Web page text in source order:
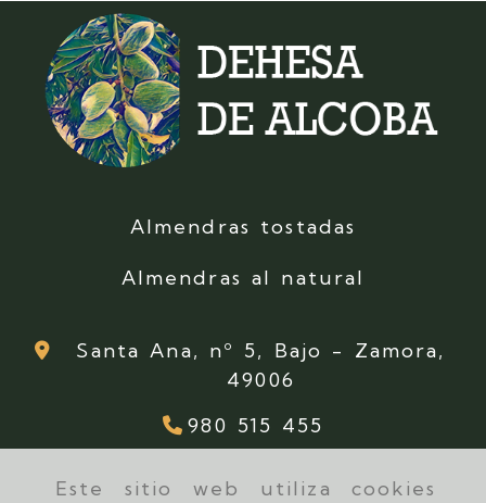
Este sitio web utiliza cookies
Almendras tostadas
Almendras al natural
Santa Ana, nº 5, Bajo - Zamora,
49006
980 515 455